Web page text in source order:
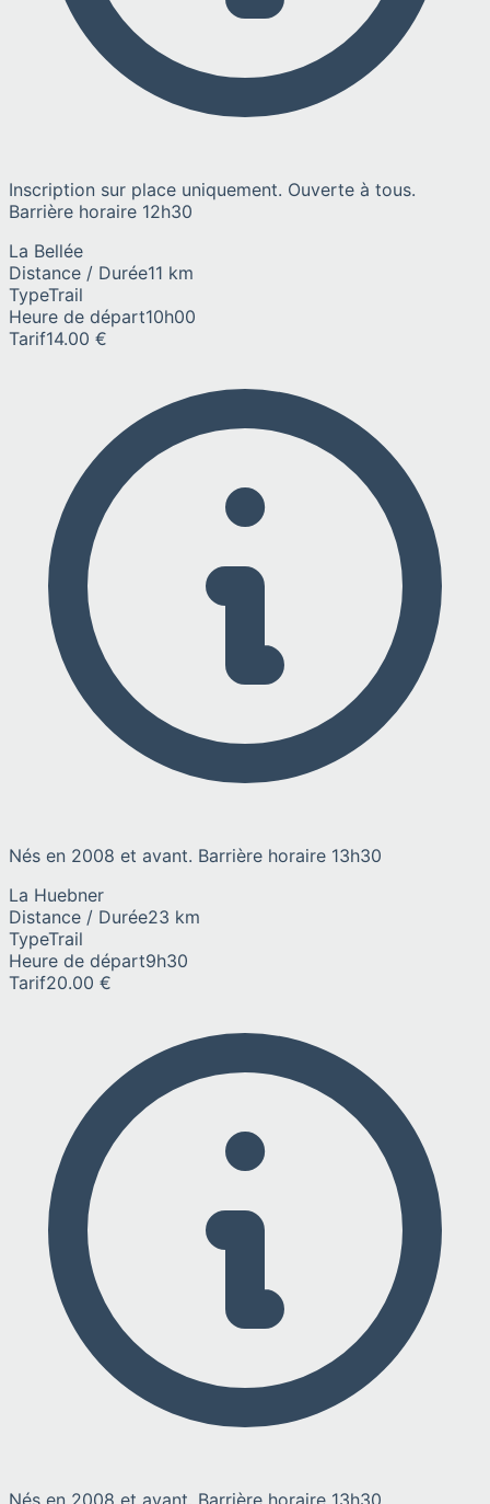
Inscription sur place uniquement. Ouverte à tous.
Barrière horaire 12h30
La Bellée
Distance / Durée11 km
TypeTrail
Heure de départ10h00
Tarif14.00 €
Nés en 2008 et avant. Barrière horaire 13h30
La Huebner
Distance / Durée23 km
TypeTrail
Heure de départ9h30
Tarif20.00 €
Nés en 2008 et avant. Barrière horaire 13h30